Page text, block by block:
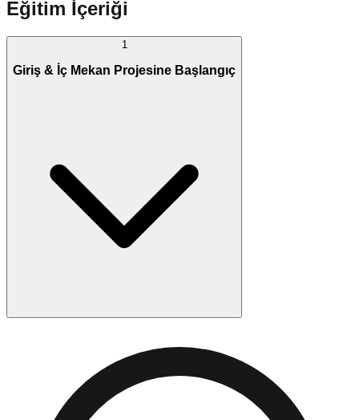
Eğitim İçeriği
1
Giriş & İç Mekan Projesine Başlangıç